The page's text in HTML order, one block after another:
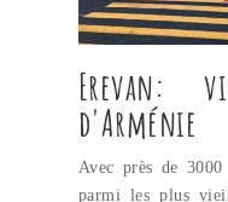
Erevan:
d'Arménie
Avec près de
parmi les plus